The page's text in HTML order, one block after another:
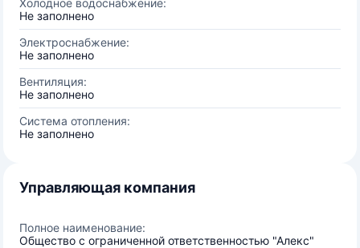
Холодное водоснабжение:
Не заполнено
Электроснабжение:
Не заполнено
Вентиляция:
Не заполнено
Система отопления:
Не заполнено
Управляющая компания
Полное наименование:
Общество с ограниченной ответственностью "Алекс"